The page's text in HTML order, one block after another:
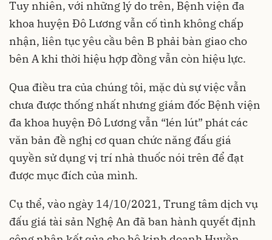
Tuy nhiên, với những lý do trên, Bệnh viện đa
khoa huyện Đô Lương vẫn cố tình không chấp
nhận, liên tục yêu cầu bên B phải bàn giao cho
bên A khi thời hiệu hợp đồng vẫn còn hiệu lực.
Qua điều tra của chúng tôi, mặc dù sự việc vẫn
chưa được thống nhất nhưng giám đốc Bệnh viện
đa khoa huyện Đô Lương vẫn “lén lút” phát các
văn bản đề nghị cơ quan chức năng đấu giá
quyền sử dụng vị trí nhà thuốc nói trên để đạt
được mục đích của mình.
Cụ thể, vào ngày 14/10/2021, Trung tâm dịch vụ
đấu giá tài sản Nghệ An đã ban hành quyết định